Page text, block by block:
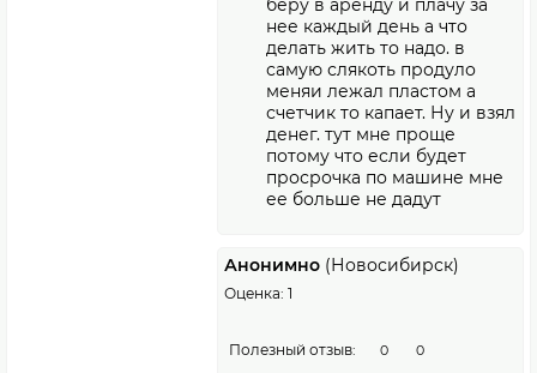
беру в аренду и плачу за
нее каждый день а что
делать жить то надо. в
самую слякоть продуло
меняи лежал пластом а
счетчик то капает. Ну и взял
денег. тут мне проще
потому что если будет
просрочка по машине мне
ее больше не дадут
Анонимно (Новосибирск)
Оценка: 1
Полезный отзыв: 0 0